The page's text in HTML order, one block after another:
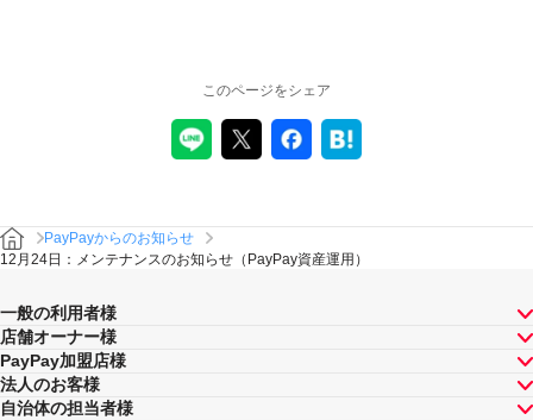
このページをシェア
PayPayからのお知らせ
12月24日：メンテナンスのお知らせ（PayPay資産運用）
一般の利用者様
店舗オーナー様
PayPay加盟店様
法人のお客様
自治体の担当者様